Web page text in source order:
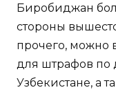
Биробиджан
стороны
прочего, можно
для штрафов по
Узбекистане, а